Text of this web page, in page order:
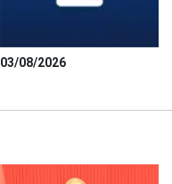
03/08/2026